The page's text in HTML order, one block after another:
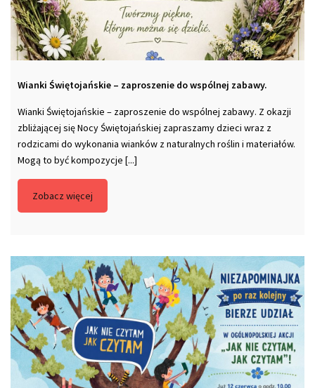
Wianki Świętojańskie – zaproszenie do wspólnej zabawy.
Wianki Świętojańskie – zaproszenie do wspólnej zabawy. Z okazji
zbliżającej się Nocy Świętojańskiej zapraszamy dzieci wraz z
rodzicami do wykonania wianków z naturalnych roślin i materiałów.
Mogą to być kompozycje [...]
Zobacz więcej